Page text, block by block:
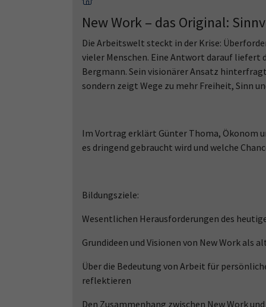
New Work – das Original:
Die Arbeitswelt steckt in der Krise:
vieler Menschen. Eine Antwort darauf liefert
Bergmann. Sein visionärer Ansatz
sondern zeigt Wege zu mehr Freiheit, Sinn
Im Vortrag erklärt Günter Thoma, Ökonom
es dringend gebraucht wird und welche
Bildungsziele:
Wesentlichen Herausforderungen des
Grundideen und Visionen von New Work
Über die Bedeutung von Arbeit für
reflektieren
Den Zusammenhang zwischen New Work